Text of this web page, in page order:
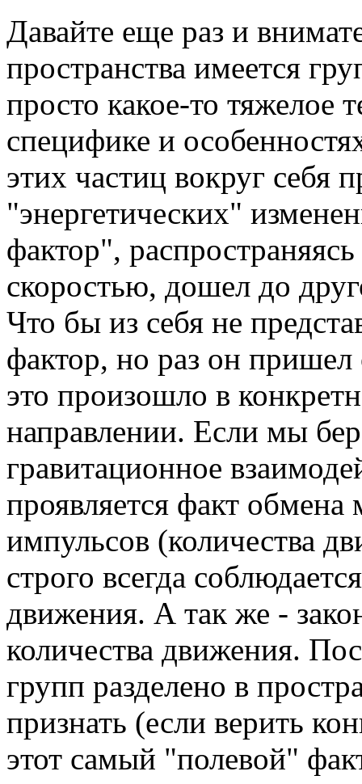
Давайте еще раз и
пространства имеется
просто какое-то тяжелое
специфике и
этих частиц вокруг себя
"энергетических"
фактор",
скоростью, дошел до
Что бы из себя не
фактор, но раз он
это произошло в
направлении. Если мы
гравитационное
проявляется факт
импульсов (количества
строго всегда
движения. А так же -
количества движения.
групп разделено в
признать (если верить
этот самый "полевой"